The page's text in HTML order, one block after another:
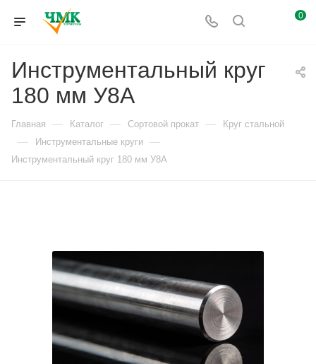
0
Инструментальный круг
180 мм У8А
Главная — Каталог — Сортовой прокат — Круг стальной
— Инструментальные круги —
Инструментальный круг 180 мм У8А